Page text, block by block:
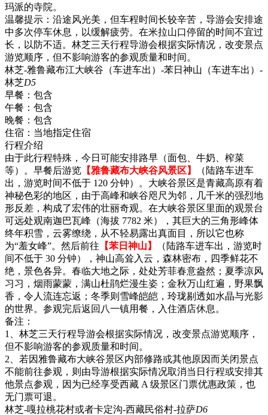
玛派的寺院。
温馨提示：沿途风光美，但车程时间长较辛苦，导游会安排途
中多次停车休息，以缓解疲劳。在米拉山口停留的时间不宜过
长，以防不适。林芝三天行程导游会根据实际情况，改变景点
游览顺序，但不影响游客的参观质量和时间。
林芝-雅鲁藏布江大峡谷（车进车出）-苯日神山（车进车出）-
林芝D5
早餐： 包含
午餐： 包含
晚餐： 包含
住宿： 当地指定住宿
行程介绍
由于此行程特殊，今日可能安排路早（面包、牛奶、榨菜
等）。早餐后游览 【雅鲁藏布大峡谷风景区】
（陆路车进车
出，游览时间不低于 120 分钟）。大峡谷景区是青藏高原有着
神秘色彩的地区，由于高峰和峡谷咫尺为邻，几千米的强烈地
形反差，构成了宏伟的壮丽奇观。在大峡谷景区里面的观景台
可远处观南迦巴瓦峰（海拔 7782 米），其巨大的三角形峰体
终年积雪，云雾缭绕，从不轻易露出真面目，所以它也称
为“羞女峰”。然后前往 【苯日神山】
（陆路车进车出，游览时
间不低于 30 分钟），神山高耸入云，森林密布，四季鲜花不
绝，景色各异。春临大地之际，处处芳菲春意盎然；夏季凉风
习习，烟雨蒙蒙，满山杜鹃烂漫生姿；金秋万山红遍，野果飘
香，令人流连忘返；冬季则雪峰皑皑，玲珑剔透如水晶与光影
的世界。参观完后返回八一镇用餐，入住酒店休息。
备注：
1、林芝三天行程导游会根据实际情况，改变景点游览顺序，
但不影响游客的参观质量和时间。
2、若因雅鲁藏布大峡谷景区内部修路或其他原因而关闭景点
不能前往参观，则由导游根据实际情况取消当日行程或安排其
他景点参观，因为已经享受西藏 A 级景区门票优惠政策，也
无门票可退。
林芝-嘎拉桃花村或者卡定沟-西藏民俗村-拉萨D6